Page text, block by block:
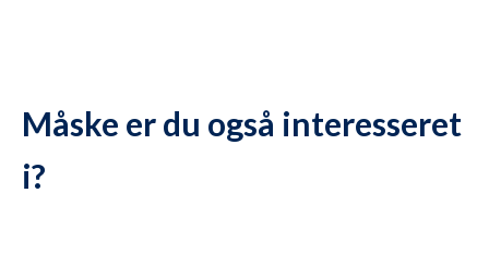
Måske er du også interesseret
i?